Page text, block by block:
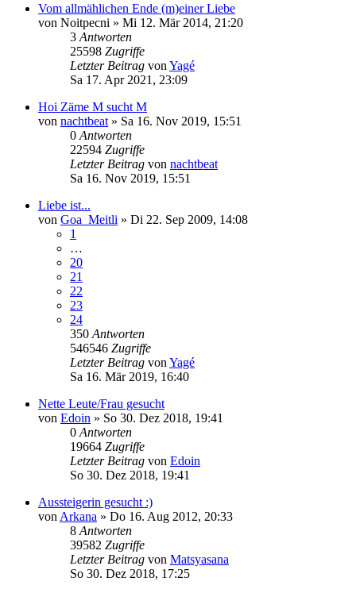
Vom allmählichen Ende (m)einer Liebe
von Noitpecni » Mi 12. Mär 2014, 21:20
3 Antworten
25598 Zugriffe
Letzter Beitrag von Yagé
Sa 17. Apr 2021, 23:09
Hoi Zäme M sucht M
von nachtbeat » Sa 16. Nov 2019, 15:51
0 Antworten
22594 Zugriffe
Letzter Beitrag von nachtbeat
Sa 16. Nov 2019, 15:51
Liebe ist...
von Goa_Meitli » Di 22. Sep 2009, 14:08
1
…
20
21
22
23
24
350 Antworten
546546 Zugriffe
Letzter Beitrag von Yagé
Sa 16. Mär 2019, 16:40
Nette Leute/Frau gesucht
von Edoin » So 30. Dez 2018, 19:41
0 Antworten
19664 Zugriffe
Letzter Beitrag von Edoin
So 30. Dez 2018, 19:41
Aussteigerin gesucht :)
von Arkana » Do 16. Aug 2012, 20:33
8 Antworten
39582 Zugriffe
Letzter Beitrag von Matsyasana
So 30. Dez 2018, 17:25